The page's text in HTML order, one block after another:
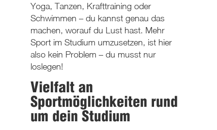
Yoga, Tanzen, Krafttraining oder
Schwimmen – du kannst genau das
machen, worauf du Lust hast. Mehr
Sport im Studium umzusetzen, ist hier
also kein Problem – du musst nur
loslegen!
Vielfalt an
Sportmöglichkeiten rund
um dein Studium